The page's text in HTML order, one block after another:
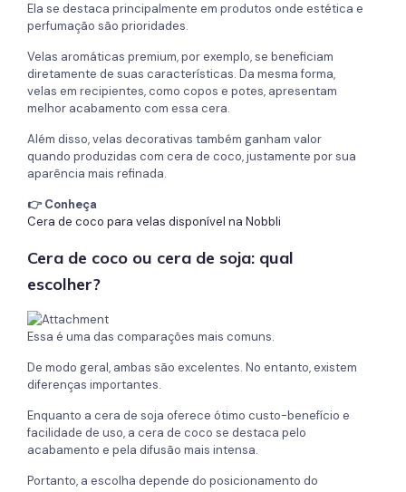
Ela se destaca principalmente em produtos onde estética e
perfumação são prioridades.
Velas aromáticas premium, por exemplo, se beneficiam
diretamente de suas características. Da mesma forma,
velas em recipientes, como copos e potes, apresentam
melhor acabamento com essa cera.
Além disso, velas decorativas também ganham valor
quando produzidas com cera de coco, justamente por sua
aparência mais refinada.
👉 Conheça
Cera de coco para velas disponível na Nobbli
Cera de coco ou cera de soja: qual
escolher?
Essa é uma das comparações mais comuns.
De modo geral, ambas são excelentes. No entanto, existem
diferenças importantes.
Enquanto a cera de soja oferece ótimo custo-benefício e
facilidade de uso, a cera de coco se destaca pelo
acabamento e pela difusão mais intensa.
Portanto, a escolha depende do posicionamento do